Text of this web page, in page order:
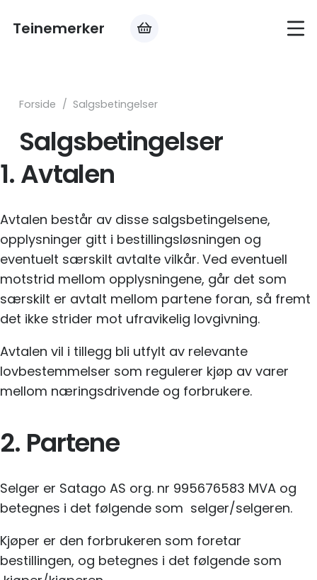
Teinemerker
Forside / Salgsbetingelser
Salgsbetingelser
1. Avtalen
Avtalen består av disse salgsbetingelsene,
opplysninger gitt i bestillingsløsningen og
eventuelt særskilt avtalte vilkår. Ved eventuell
motstrid mellom opplysningene, går det som
særskilt er avtalt mellom partene foran, så fremt
det ikke strider mot ufravikelig lovgivning.
Avtalen vil i tillegg bli utfylt av relevante
lovbestemmelser som regulerer kjøp av varer
mellom næringsdrivende og forbrukere.
2. Partene
Selger er Satago AS org. nr 995676583 MVA og
betegnes i det følgende som selger/selgeren.
Kjøper er den forbrukeren som foretar
bestillingen, og betegnes i det følgende som